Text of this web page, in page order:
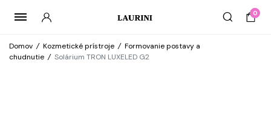
0
Domov / Kozmetické prístroje / Formovanie postavy a
chudnutie / Solárium TRON LUXELED G2